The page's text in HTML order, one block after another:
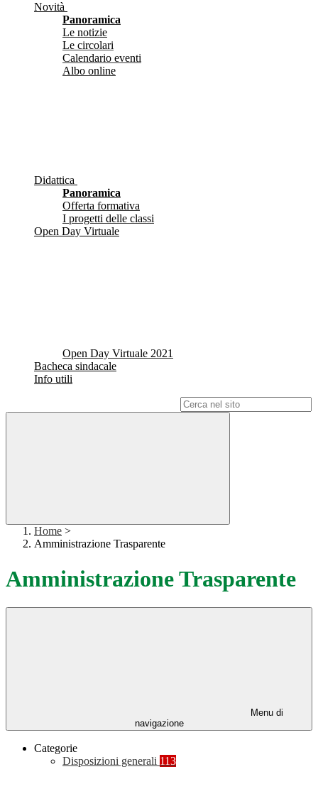
Novità
Panoramica
Le notizie
Le circolari
Calendario eventi
Albo online
Didattica
Panoramica
Offerta formativa
I progetti delle classi
Open Day Virtuale
Open Day Virtuale 2021
Bacheca sindacale
Info utili
Home >
Amministrazione Trasparente
Amministrazione Trasparente
Menu di
navigazione
Categorie
Disposizioni generali 113